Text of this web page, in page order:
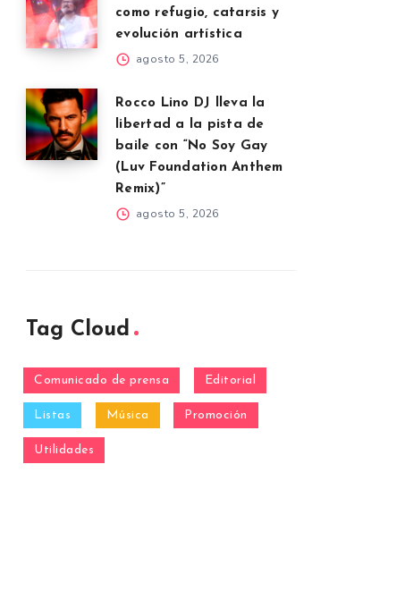
como refugio, catarsis y
evolución artística
agosto 5, 2026
Rocco Lino DJ lleva la
libertad a la pista de
baile con “No Soy Gay
(Luv Foundation Anthem
Remix)”
agosto 5, 2026
Tag Cloud
Comunicado de prensa Editorial
Listas Música Promoción
Utilidades